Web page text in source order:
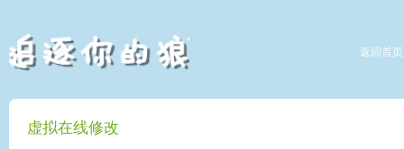
返回首页
虚拟在线修改